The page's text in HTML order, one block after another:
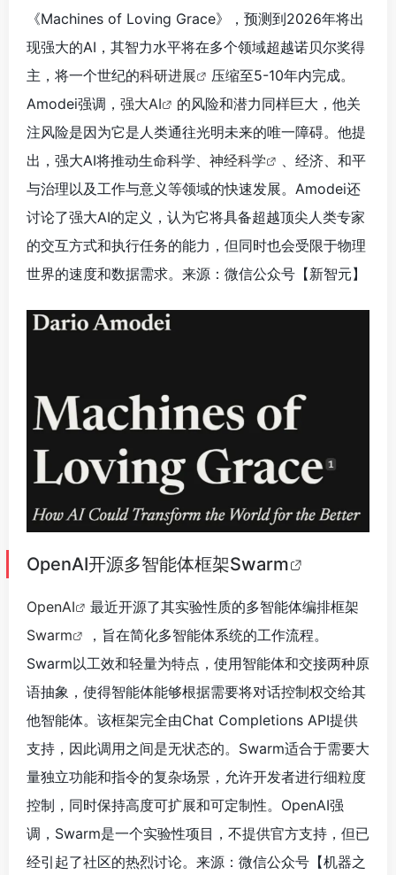
《Machines of Loving Grace》，预测到2026年将出
现强大的AI，其智力水平将在多个领域超越诺贝尔奖得
主，将一个世纪的科研进展
压缩至5-10年内完成。
Amodei强调， 强大AI
的风险和潜力同样巨大，他关
注风险是因为它是人类通往光明未来的唯一障碍。他提
出，强大AI将推动生命科学、 神经科学
、经济、和平
与治理以及工作与意义等领域的快速发展。Amodei还
讨论了强大AI的定义，认为它将具备超越顶尖人类专家
的交互方式和执行任务的能力，但同时也会受限于物理
世界的速度和数据需求。来源：微信公众号【新智元】
OpenAI开源多智能体框架Swarm
OpenAI
最近开源了其实验性质的多智能体编排框架
Swarm
，旨在简化多智能体系统的工作流程。
Swarm以工效和轻量为特点，使用智能体和交接两种原
语抽象，使得智能体能够根据需要将对话控制权交给其
他智能体。该框架完全由Chat Completions API提供
支持，因此调用之间是无状态的。Swarm适合于需要大
量独立功能和指令的复杂场景，允许开发者进行细粒度
控制，同时保持高度可扩展和可定制性。OpenAI强
调，Swarm是一个实验性项目，不提供官方支持，但已
经引起了社区的热烈讨论。来源：微信公众号【机器之